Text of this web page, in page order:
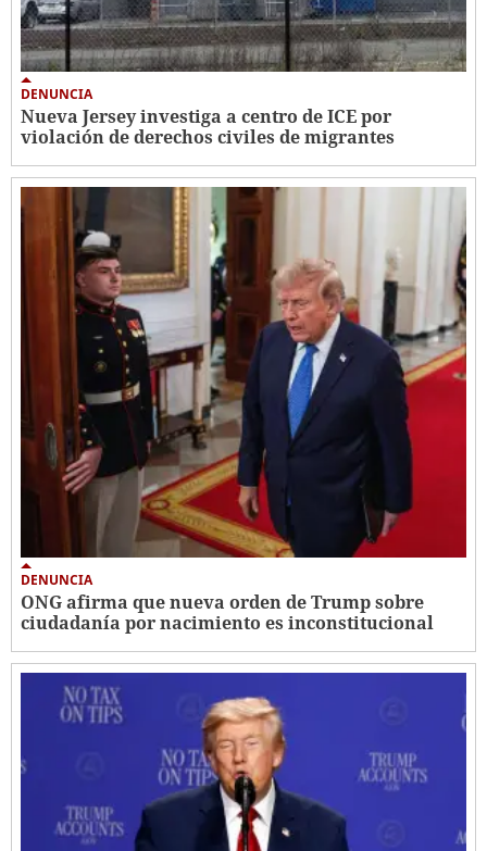
DENUNCIA
Nueva Jersey investiga a centro de ICE por
violación de derechos civiles de migrantes
DENUNCIA
ONG afirma que nueva orden de Trump sobre
ciudadanía por nacimiento es inconstitucional